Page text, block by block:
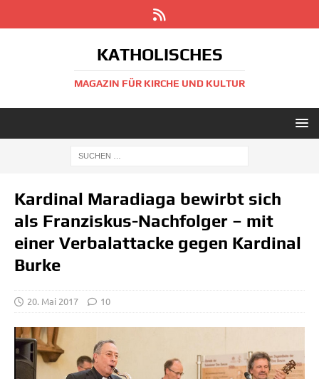
KATHOLISCHES
MAGAZIN FÜR KIRCHE UND KULTUR
Kardinal Maradiaga bewirbt sich
als Franziskus-Nachfolger – mit
einer Verbalattacke gegen Kardinal
Burke
20. Mai 2017 10